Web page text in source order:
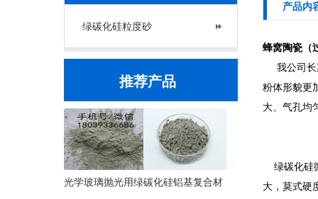
绿碳化硅粒度砂
推荐产品
光学玻璃抛光用绿碳化硅铝基复合材
产品内
蜂窝陶瓷（
我公司
粉体形貌更
大、气孔均
绿碳化硅
大，莫式硬